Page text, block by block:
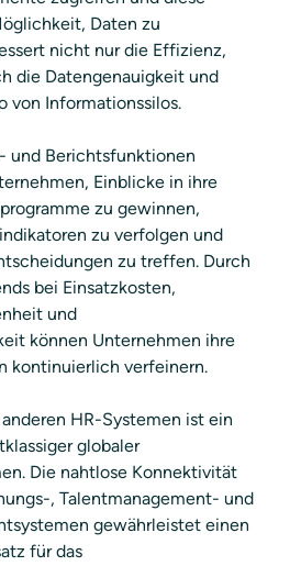
Daten zu
nicht nur die Effizienz,
die Datengenauigkeit und
von Informationssilos.
und Berichtsfunktionen
Einblicke in ihre
zu gewinnen,
zu verfolgen und
zu treffen. Durch
bei Einsatzkosten,
und
können Unternehmen ihre
kontinuierlich verfeinern.
HR-Systemen ist ein
globaler
Die nahtlose Konnektivität
, Talentmanagement- und
gewährleistet einen
für das